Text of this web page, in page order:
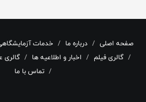
صفحه اصلی درباره ما خدمات
گالری فیلم
اخبار و اطلاعیه ها
تماس با ما